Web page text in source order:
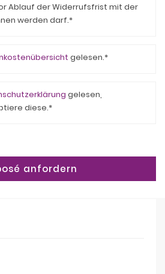
Ablauf der Widerrufsfrist mit der
werden darf.*
gelesen.*
gelesen,
diese.*